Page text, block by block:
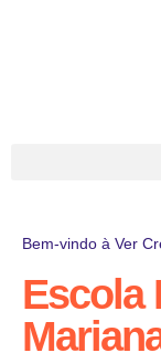
Bem-vindo à Ver
Escola